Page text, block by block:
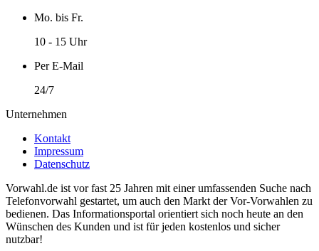
Mo. bis Fr.
10 - 15 Uhr
Per E-Mail
24/7
Unternehmen
Kontakt
Impressum
Datenschutz
Vorwahl.de ist vor fast 25 Jahren mit einer umfassenden Suche nach
Telefonvorwahl gestartet, um auch den Markt der Vor-Vorwahlen zu
bedienen. Das Informationsportal orientiert sich noch heute an den
Wünschen des Kunden und ist für jeden kostenlos und sicher
nutzbar!